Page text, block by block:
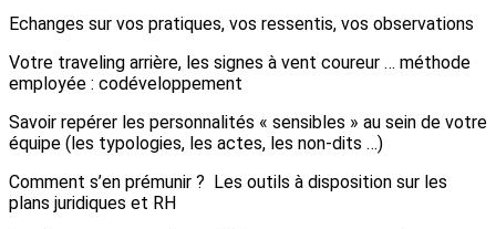
Echanges sur vos pratiques, vos ressentis, vos observations
Votre traveling arrière, les signes à vent coureur … méthode
employée : codéveloppement
Savoir repérer les personnalités « sensibles » au sein de votre
équipe (les typologies, les actes, les non-dits …)
Comment s’en prémunir ? Les outils à disposition sur les
plans juridiques et RH